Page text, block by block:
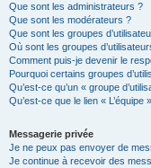
Que sont les administrateurs ?
Que sont les modérateurs ?
Que sont les groupes
Où sont les groupes
Comment puis-je devenir le
Pourquoi certains groupes
Qu’est-ce qu’un « groupe
Qu’est-ce que le lien « L’équipe
Messagerie privée
Je ne peux pas envoyer de
Je continue à recevoir des